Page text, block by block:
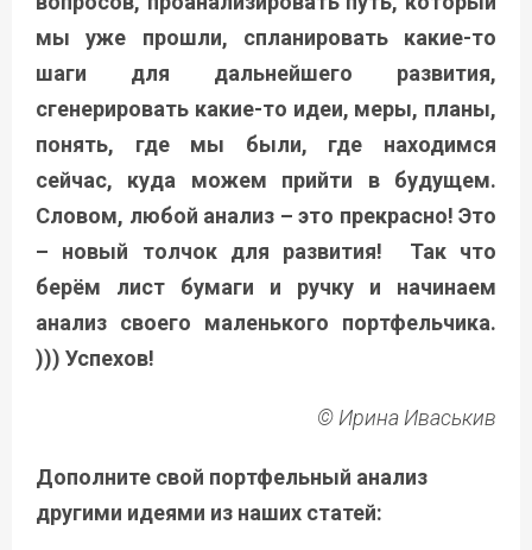
мы уже прошли, спланировать какие-то
шаги для дальнейшего развития,
сгенерировать какие-то идеи, меры, планы,
понять, где мы были, где находимся
сейчас, куда можем прийти в будущем.
Словом, любой анализ – это прекрасно! Это
– новый толчок для развития! Так что
берём лист бумаги и ручку и начинаем
анализ своего маленького портфельчика.
))) Успехов!
© Ирина Иваськив
Дополните свой портфельный анализ
другими идеями из наших статей: